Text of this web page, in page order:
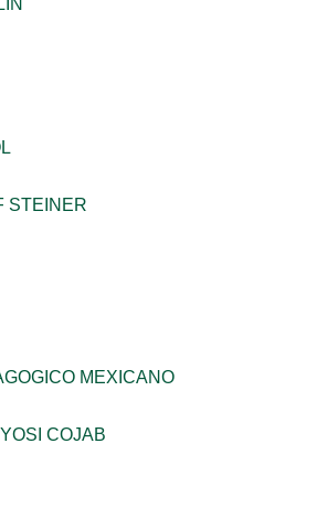
STEINER
MEXICANO
COJAB